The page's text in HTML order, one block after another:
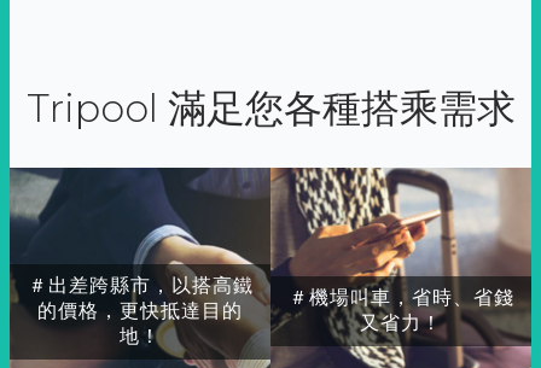
Tripool 滿足您各種搭乘需求
＃出差跨縣市，以搭高鐵
的價格，更快抵達目的
地！
＃機場叫車，省時、省錢
又省力！